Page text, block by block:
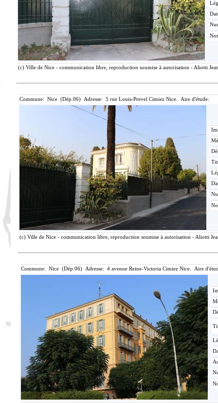
(c) Ville de Nice - communication libre, reproduction soumise à autorisation - Aliotti
Commune: Nice (Dép.06) Adresse: 5 rue Louis-Prevel Cimiez Nice. Aire d'étude:
(c) Ville de Nice - communication libre, reproduction soumise à autorisation - Aliotti
Commune: Nice (Dép.06) Adresse: 4 avenue Reine-Victoria Cimiez Nice. Aire